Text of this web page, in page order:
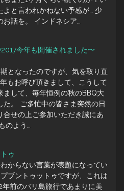
と言われかねない予感が… 少
話を。 インドネシア…
今年も開催されました〜
となったのですが、気を取り直
もお呼び頂きまして、こうして
まして、毎年恒例の秋のBBQ大
。 ご多忙中の皆さま突然の日
せの上ご参加いただき誠にあ
のよう…
ゥ
からない言葉が表題になってい
ブントゥットゥですが、これは
前のバリ島旅行であまりに美